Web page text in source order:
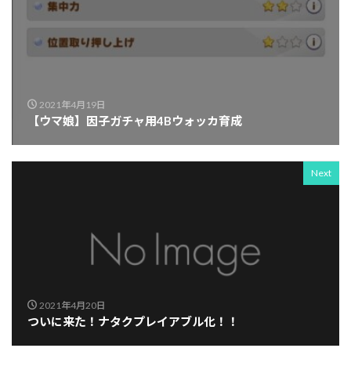
2021年4月19日
【ウマ娘】因子ガチャ用4Bウォッカ育成
Next
2021年4月20日
ついに来た！ナタクプレイアブル化！！